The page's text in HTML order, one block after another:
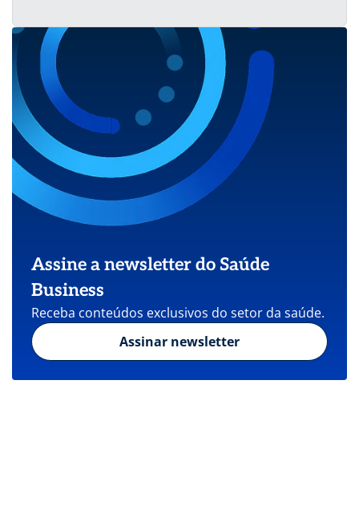
Assine a newsletter do Saúde
Business
Receba conteúdos exclusivos do setor da saúde.
Assinar newsletter